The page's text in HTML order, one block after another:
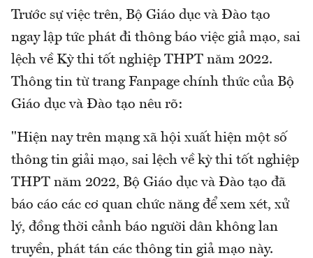
Trước sự việc trên, Bộ Giáo dục và Đào tạo
ngay lập tức phát đi thông báo việc giả mạo, sai
lệch về Kỳ thi tốt nghiệp THPT năm 2022.
Thông tin từ trang Fanpage chính thức của Bộ
Giáo dục và Đào tạo nêu rõ:
"Hiện nay trên mạng xã hội xuất hiện một số
thông tin giải mạo, sai lệch về kỳ thi tốt nghiệp
THPT năm 2022, Bộ Giáo dục và Đào tạo đã
báo cáo các cơ quan chức năng để xem xét, xử
lý, đồng thời cảnh báo người dân không lan
truyền, phát tán các thông tin giả mạo này.